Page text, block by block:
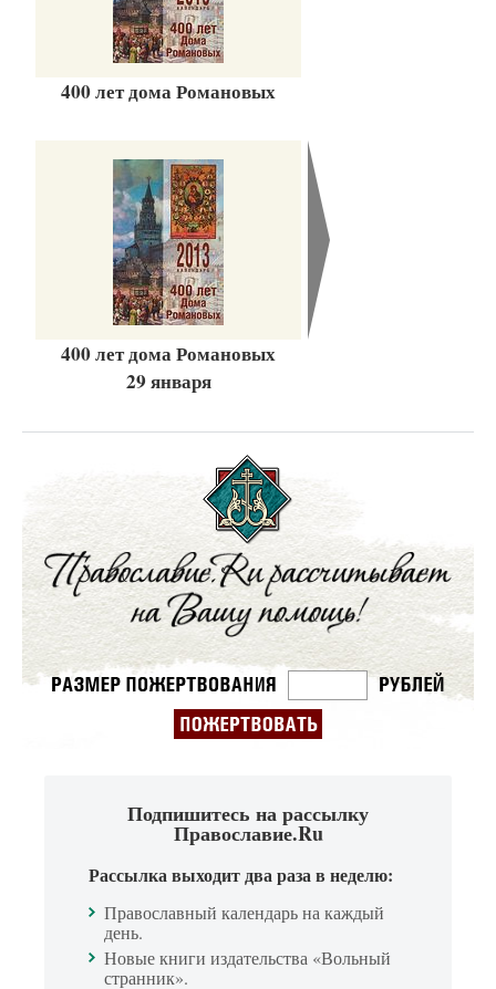
400 лет дома Романовых
400 лет дома Романовых
29 января
Подпишитесь на рассылку
Православие.Ru
Рассылка выходит два раза в неделю:
Православный календарь на каждый
день.
Новые книги издательства «Вольный
странник».